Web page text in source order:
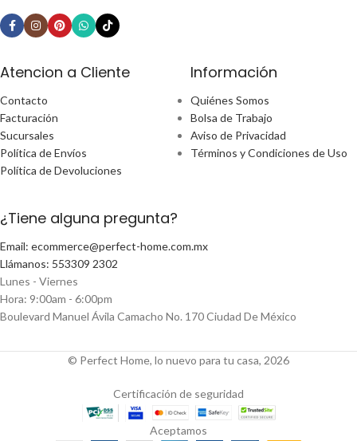
Atencion a Cliente
Contacto
Facturación
Sucursales
Política de Envíos
Política de Devoluciones
Información
Quiénes Somos
Bolsa de Trabajo
Aviso de Privacidad
Términos y Condiciones de Uso
¿Tiene alguna pregunta?
Email: ecommerce@perfect-home.com.mx
Llámanos: 553309 2302
Lunes - Viernes
Hora: 9:00am - 6:00pm
Boulevard Manuel Ávila Camacho No. 170 Ciudad De México
© Perfect Home, lo nuevo para tu casa, 2026
Certificación de seguridad
Aceptamos